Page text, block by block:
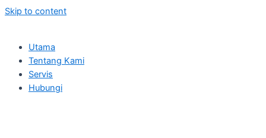
Skip to content
Utama
Tentang Kami
Servis
Hubungi